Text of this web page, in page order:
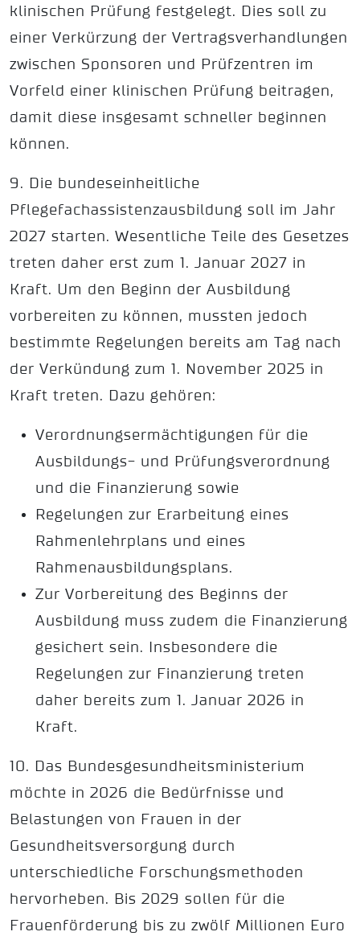
klinischen Prüfung festgelegt. Dies soll zu
einer Verkürzung der Vertragsverhandlungen
zwischen Sponsoren und Prüfzentren im
Vorfeld einer klinischen Prüfung beitragen,
damit diese insgesamt schneller beginnen
können.
9. Die bundeseinheitliche
Pflegefachassistenzausbildung soll im Jahr
2027 starten. Wesentliche Teile des Gesetzes
treten daher erst zum 1. Januar 2027 in
Kraft. Um den Beginn der Ausbildung
vorbereiten zu können, mussten jedoch
bestimmte Regelungen bereits am Tag nach
der Verkündung zum 1. November 2025 in
Kraft treten. Dazu gehören:
Verordnungsermächtigungen für die
Ausbildungs- und Prüfungsverordnung
und die Finanzierung sowie
Regelungen zur Erarbeitung eines
Rahmenlehrplans und eines
Rahmenausbildungsplans.
Zur Vorbereitung des Beginns der
Ausbildung muss zudem die Finanzierung
gesichert sein. Insbesondere die
Regelungen zur Finanzierung treten
daher bereits zum 1. Januar 2026 in
Kraft.
10. Das Bundesgesundheitsministerium
möchte in 2026 die Bedürfnisse und
Belastungen von Frauen in der
Gesundheitsversorgung durch
unterschiedliche Forschungsmethoden
hervorheben. Bis 2029 sollen für die
Frauenförderung bis zu zwölf Millionen Euro